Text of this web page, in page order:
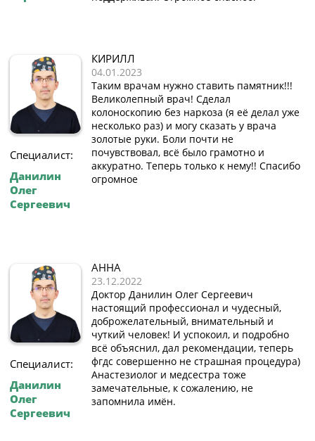
Специалист:
Данилин
Олег
Сергеевич
КИРИЛЛ
04.01.2023
Таким врачам нужно ставить памятник!!!
Великолепный врач! Сделал
колоноскопию без наркоза (я её делал уже
несколько раз) и могу сказать у врача
золотые руки. Боли почти не
почувствовал, всё было грамотно и
аккуратно. Теперь только к нему!! Спасибо
огромное
Специалист:
Данилин
Олег
Сергеевич
АННА
23.12.2022
Доктор Данилин Олег Сергеевич
настоящий профессионал и чудесный,
доброжелательный, внимательный и
чуткий человек! И успокоил, и подробно
всë объяснил, дал рекомендации, теперь
фгдс совершенно не страшная процедура)
Анастезиолог и медсестра тоже
замечательные, к сожалению, не
запомнила имëн.